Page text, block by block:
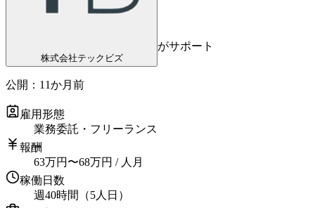
株式会社テックビズ
がサポート
公開： 11か月前
雇用形態
業務委託・フリーランス
報酬
63万円 〜68万円 / 人月
稼働日数
週40時間（5人日）